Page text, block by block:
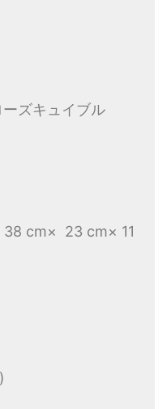
ズキュイブル
cm× 23 cm× 11